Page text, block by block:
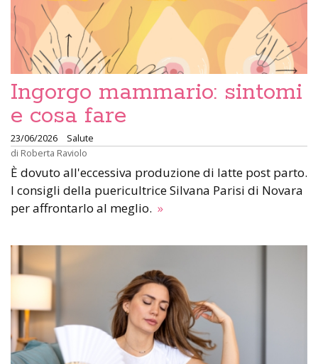
Ingorgo mammario: sintomi
e cosa fare
23/06/2026
Salute
di Roberta Raviolo
È dovuto all'eccessiva produzione di latte post parto.
I consigli della puericultrice Silvana Parisi di Novara
per affrontarlo al meglio. »